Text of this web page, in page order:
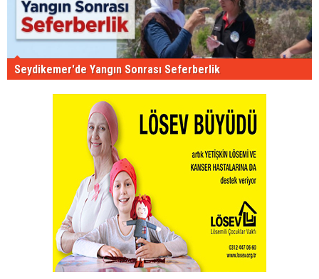
Seydikemer'de Yangın Sonrası Seferberlik